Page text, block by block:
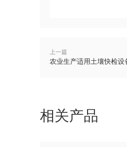
上一篇
农业生产适用土壤快检
相关产品